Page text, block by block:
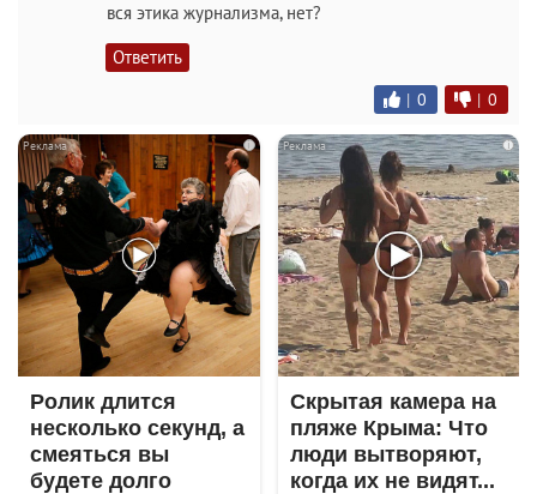
вся этика журнализма, нет?
Ответить
| 0 | 0
i
Ролик длится
несколько секунд, а
смеяться вы
будете долго
i
Скрытая камера на
пляже Крыма: Что
люди вытворяют,
когда их не видят...